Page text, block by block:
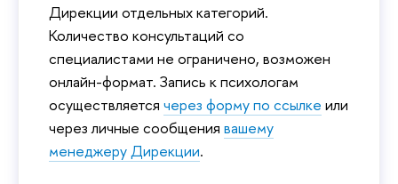
Дирекции отдельных категорий.
Количество консультаций со
специалистами не ограничено, возможен
онлайн-формат. Запись к психологам
осуществляется через форму по ссылке или
через личные сообщения вашему
менеджеру Дирекции.